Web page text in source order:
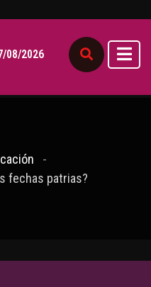
08/2026
fechas patrias?